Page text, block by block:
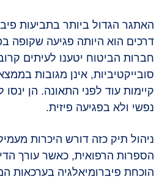
האתגר הגדול ביותר בתביעות
דרכים הוא היותה פגיעה שקופה
חברות הביטוח יטענו לעיתים
סובייקטיביות, אינן מגובות
קיימות עוד לפני התאונה. הן
נפשי ולא בפגיעה פיזית.
ניהול תיק כזה דורש היכרות
הספרות הרפואית, כאשר עורך
הוכחת פיברומיאלגיה בערכאות